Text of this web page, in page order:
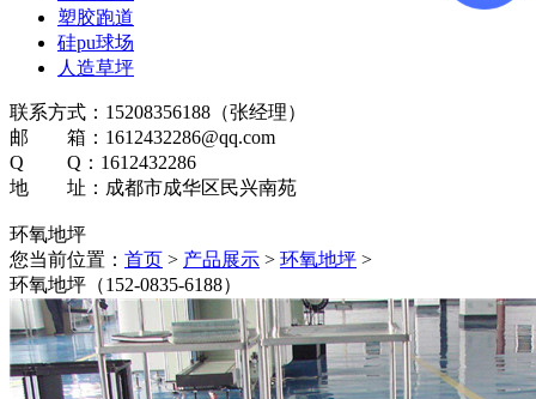
塑胶跑道
硅pu球场
人造草坪
联系方式：15208356188（张经理）
邮 箱：1612432286@qq.com
Q Q：1612432286
地 址：成都市成华区民兴南苑
环氧地坪
您当前位置： 首页 > 产品展示 > 环氧地坪 >
环氧地坪（152-0835-6188）